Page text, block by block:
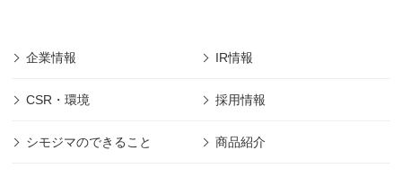
企業情報 IR情報
CSR・環境 採用情報
シモジマのできること 商品紹介